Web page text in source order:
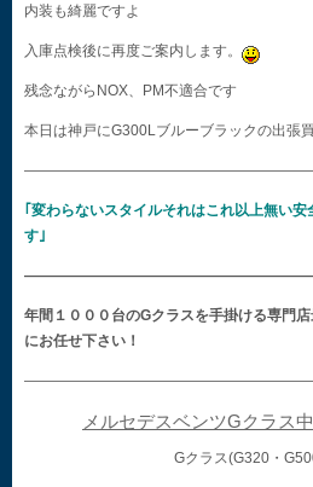
内装も綺麗ですよ
入庫点検後に再度ご案内します。
残念ながらNOX、PM不適合です
本日は神戸にG300Lブルーブラックの出張買
｢変わらないスタイルそれはこれ以上無い
す｣
年間１０００台のGクラスを手掛ける専門
にお任せ下さい！
メルセデスベンツGクラス
Gクラス(G320・